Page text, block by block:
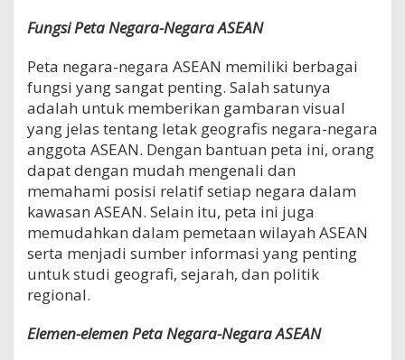
Fungsi Peta Negara-Negara ASEAN
Peta negara-negara ASEAN memiliki berbagai
fungsi yang sangat penting. Salah satunya
adalah untuk memberikan gambaran visual
yang jelas tentang letak geografis negara-negara
anggota ASEAN. Dengan bantuan peta ini, orang
dapat dengan mudah mengenali dan
memahami posisi relatif setiap negara dalam
kawasan ASEAN. Selain itu, peta ini juga
memudahkan dalam pemetaan wilayah ASEAN
serta menjadi sumber informasi yang penting
untuk studi geografi, sejarah, dan politik
regional.
Elemen-elemen Peta Negara-Negara ASEAN